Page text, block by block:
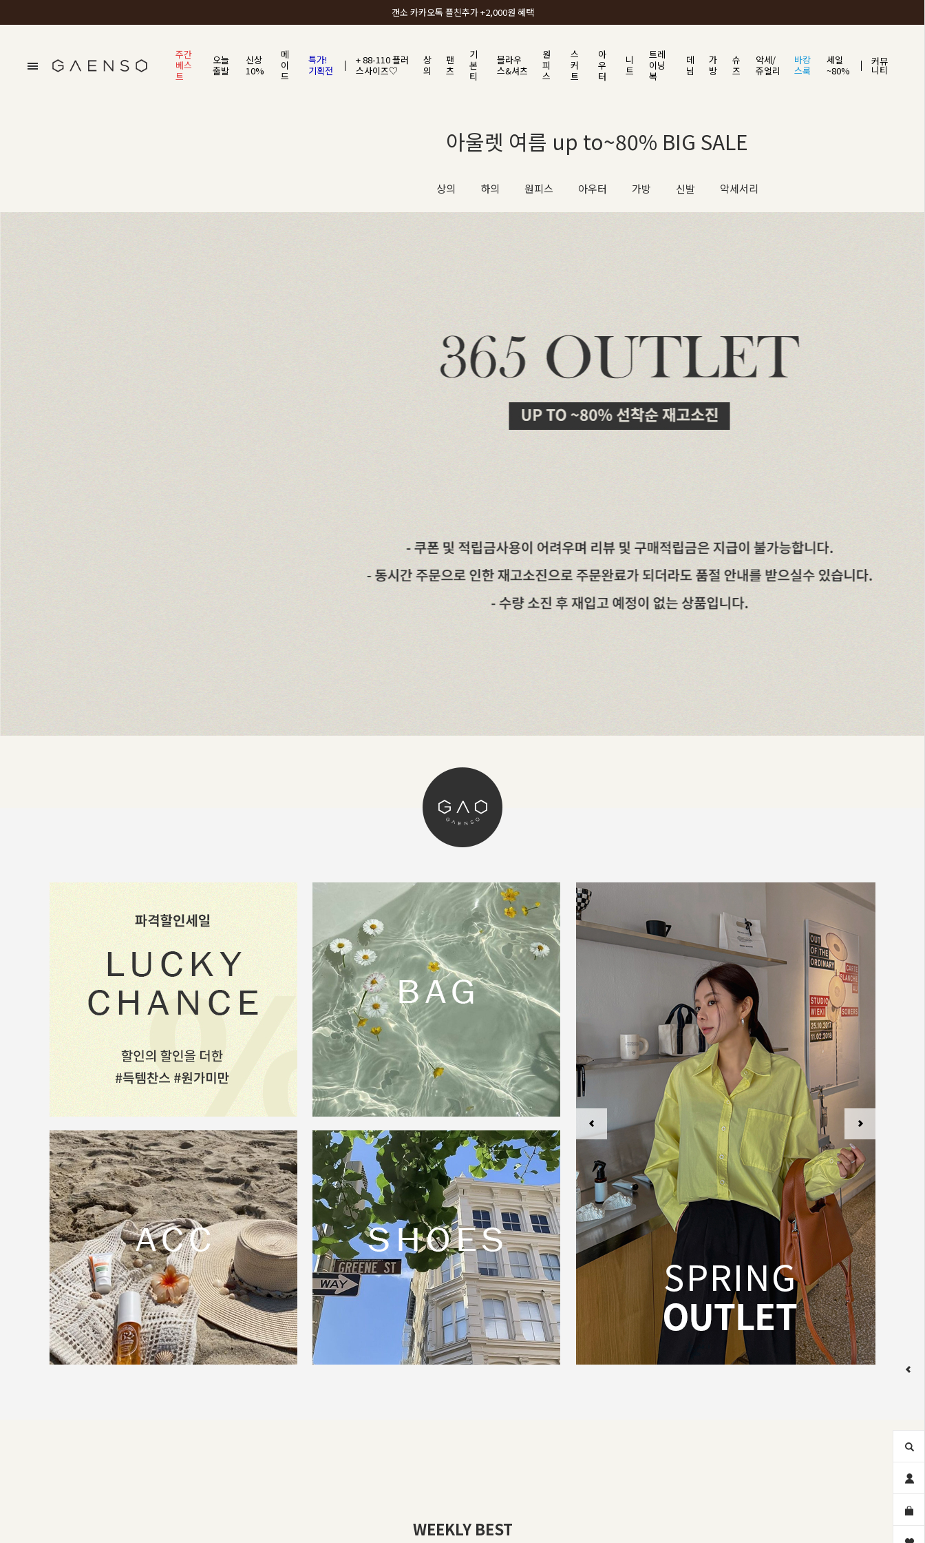
갠소에서 가장 많이 사랑받는 BEST ITEM
주간
베스
트
오늘
출발
신상
10%
메
이
드
특가!
기획전
+ 88-110 플러
스사이즈♡
상
의
팬
츠
기
본
티
블라우
스&셔츠
원
피
스
스
커
트
아
우
터
니
트
트레
이닝
복
데
님
가
방
슈
즈
악세/
쥬얼리
바캉
스룩
세일
~80%
커뮤
니티
아울렛 여름 up to~80% BIG SALE
상의 하의 원피스 아우터 가방 신발 악세서리
WEEKLY BEST